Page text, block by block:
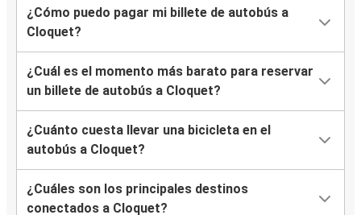
¿Cómo puedo pagar mi billete de autobús a
Cloquet?
¿Cuál es el momento más barato para reservar
un billete de autobús a Cloquet?
¿Cuánto cuesta llevar una bicicleta en el
autobús a Cloquet?
¿Cuáles son los principales destinos
conectados a Cloquet?